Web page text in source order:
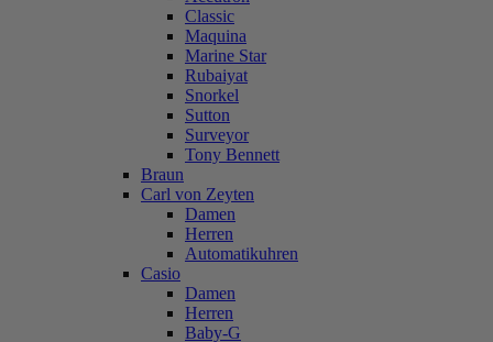
Classic
Maquina
Marine Star
Rubaiyat
Snorkel
Sutton
Surveyor
Tony Bennett
Braun
Carl von Zeyten
Damen
Herren
Automatikuhren
Casio
Damen
Herren
Baby-G